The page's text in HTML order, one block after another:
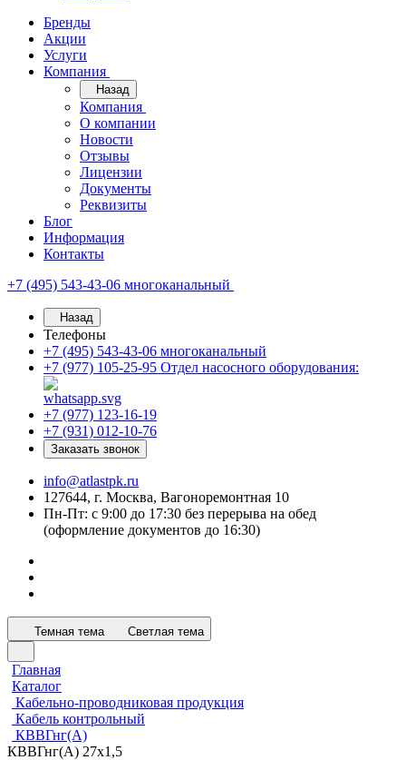
Бренды
Акции
Услуги
Компания
Назад
Компания
О компании
Новости
Отзывы
Лицензии
Документы
Реквизиты
Блог
Информация
Контакты
+7 (495) 543-43-06 многоканальный
Назад
Телефоны
+7 (495) 543-43-06 многоканальный
+7 (977) 105-25-95 Отдел насосного оборудования:
+7 (977) 123-16-19
+7 (931) 012-10-76
Заказать звонок
info@atlastpk.ru
127644, г. Москва, Вагоноремонтная 10
Пн-Пт: с 9:00 до 17:30 без перерыва на обед
(оформление документов до 16:30)
Темная тема Светлая тема
Главная
Каталог
Кабельно-проводниковая продукция
Кабель контрольный
КВВГнг(А)
КВВГнг(А) 27х1,5